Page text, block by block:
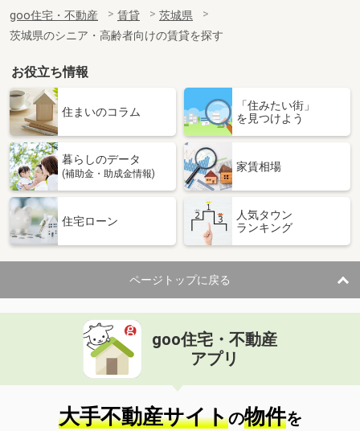
専有面積
28.02m²
間取り
1K
茨城県つくば市花畑３丁目
価 格
6.80万円
茨城県つくば市花畑３丁目
専有面積 20.37m²
間取り
茨城県東茨城郡大洗町桜道
住 所
茨城県東茨城郡大洗町桜道
専有面積 59.55m²
間取り
2LDK
茨城県つくば市小野川
価 格
住 所
茨城県つくば市小野川
専有面積 29.44m²
間取り
ワンルーム
goo住宅・不動産 賃貸
茨城県
茨城県のシニア・高齢者向けの賃貸を探す
お役立ち情報
住まいのコラム
「住みたい街」
を見つけよう
暮らしのデータ
(補助金・助成金情報)
家賃相場
住宅ローン
人気タウン
ランキング
ページトップに戻る
goo住宅・不動産
アプリ
大手不動産サイトの物件を